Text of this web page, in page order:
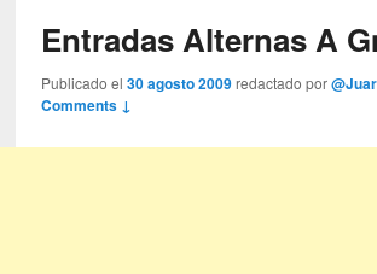
Entradas Alternas A
Publicado el30 agosto 2009 redactado por
Comments ↓